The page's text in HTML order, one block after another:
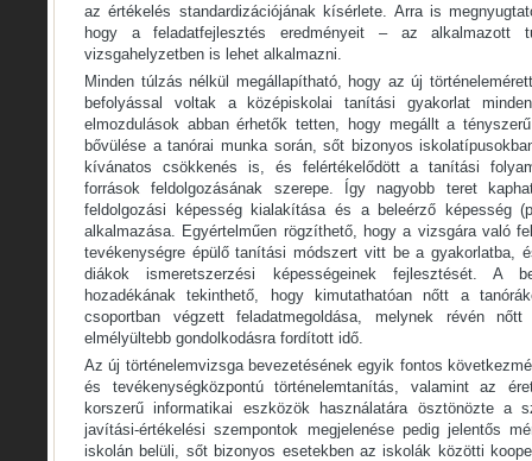
az értékelés standardizációjának kísérlete. Arra is
hogy a feladatfejlesztés eredményeit – az alkalmazott
vizsgahelyzetben is lehet alkalmazni.
Minden túlzás nélkül megállapítható, hogy az új
befolyással voltak a középiskolai tanítási gyakorlat
elmozdulások abban érhetők tetten, hogy megállt a
bővülése a tanórai munka során, sőt bizonyos
kívánatos csökkenés is, és felértékelődött a tanítási
források feldolgozásának szerepe. Így nagyobb teret
feldolgozási képesség kialakítása és a beleérző képesség
alkalmazása. Egyértelműen rögzíthető, hogy a vizsgára való
tevékenységre épülő tanítási módszert vitt be a gyakorlatba,
diákok ismeretszerzési képességeinek fejlesztését. A
hozadékának tekinthető, hogy kimutathatóan nőtt a
csoportban végzett feladatmegoldása, melynek révén
elmélyültebb gondolkodásra fordított idő.
Az új történelemvizsga bevezetésének egyik fontos
és tevékenységközpontú történelemtanítás, valamint az
korszerű informatikai eszközök használatára ösztönözte a
javítási-értékelési szempontok megjelenése pedig jelentős
iskolán belüli, sőt bizonyos esetekben az iskolák közötti